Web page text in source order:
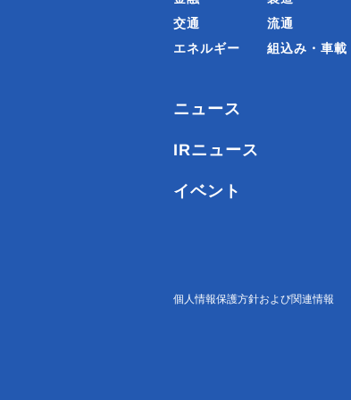
交通
エネルギー
流通
組込み・車載
ニュース
IRニュース
イベント
個人情報保護方針および関連情報